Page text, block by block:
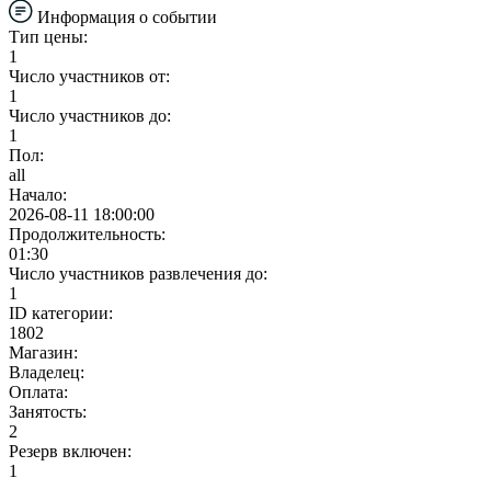
Информация о событии
Тип цены:
1
Число участников от:
1
Число участников до:
1
Пол:
all
Начало:
2026-08-11 18:00:00
Продолжительность:
01:30
Число участников развлечения до:
1
ID категории:
1802
Магазин:
Владелец:
Оплата:
Занятость:
2
Резерв включен:
1